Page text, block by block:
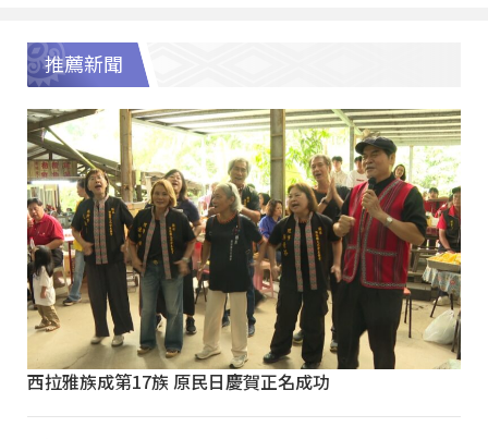
推薦新聞
西拉雅族成第17族 原民日慶賀正名成功